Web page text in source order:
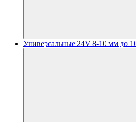
Универсальные 24V 8-10 мм до